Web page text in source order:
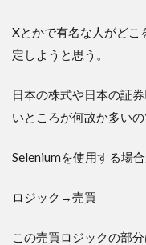
Xとかで有名な人がどこ
定しようと思う。
日本の株式や日本の証
いところが何故か多いの
Seleniumを使用する場合
ロジック→売買
この売買ロジックの部